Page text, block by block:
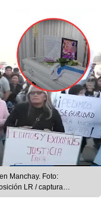
Manchay. Foto:
LR / captura